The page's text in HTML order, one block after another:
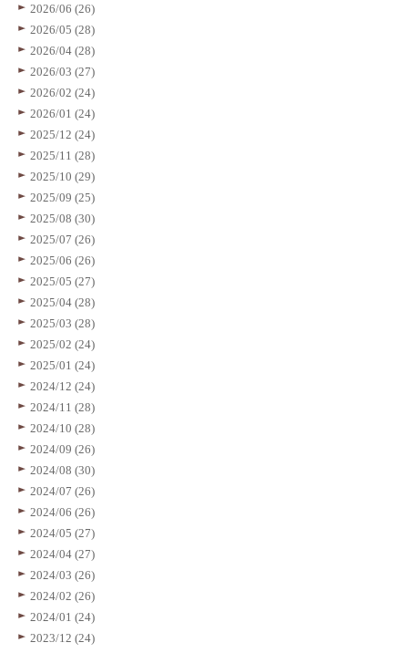
2026/06 (26)
2026/05 (28)
2026/04 (28)
2026/03 (27)
2026/02 (24)
2026/01 (24)
2025/12 (24)
2025/11 (28)
2025/10 (29)
2025/09 (25)
2025/08 (30)
2025/07 (26)
2025/06 (26)
2025/05 (27)
2025/04 (28)
2025/03 (28)
2025/02 (24)
2025/01 (24)
2024/12 (24)
2024/11 (28)
2024/10 (28)
2024/09 (26)
2024/08 (30)
2024/07 (26)
2024/06 (26)
2024/05 (27)
2024/04 (27)
2024/03 (26)
2024/02 (26)
2024/01 (24)
2023/12 (24)